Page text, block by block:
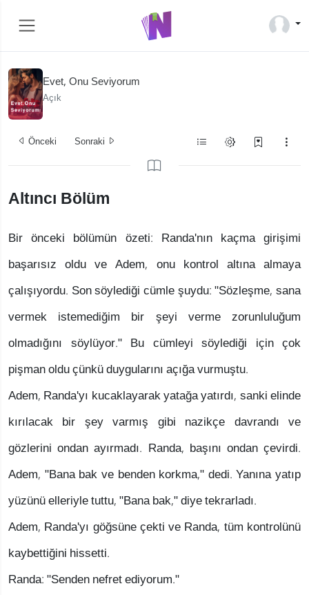
Evet, Onu Seviyorum
Açık
Önceki Sonraki
Altıncı Bölüm
Bir önceki bölümün özeti: Randa'nın kaçma girişimi
başarısız oldu ve Adem, onu kontrol altına almaya
çalışıyordu. Son söylediği cümle şuydu: "Sözleşme, sana
vermek istemediğim bir şeyi verme zorunluluğum
olmadığını söylüyor." Bu cümleyi söylediği için çok
pişman oldu çünkü duygularını açığa vurmuştu.
Adem, Randa'yı kucaklayarak yatağa yatırdı, sanki elinde
kırılacak bir şey varmış gibi nazikçe davrandı ve
gözlerini ondan ayırmadı. Randa, başını ondan çevirdi.
Adem, "Bana bak ve benden korkma," dedi. Yanına yatıp
yüzünü elleriyle tuttu, "Bana bak," diye tekrarladı.
Adem, Randa'yı göğsüne çekti ve Randa, tüm kontrolünü
kaybettiğini hissetti.
Randa: "Senden nefret ediyorum."